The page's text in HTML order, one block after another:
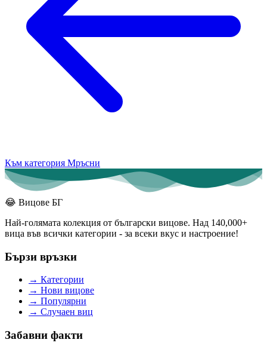
Към категория Мръсни
😂 Вицове БГ
Най-голямата колекция от български вицове. Над 140,000+
вица във всички категории - за всеки вкус и настроение!
Бързи връзки
→ Категории
→ Нови вицове
→ Популярни
→ Случаен виц
Забавни факти